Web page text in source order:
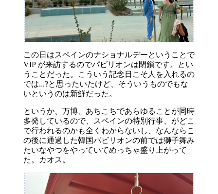
この日はスペインのナショナルデーということで
VIP が来訪するのでパビリオンは閉鎖です。とい
うことだった。こういう記念日こそ人を入れるの
では...?と思ったいたけど、そういうものでもな
いというのは新鮮だった。
というか、万博、あちこちであらゆることが同時
多発しているので、スペインの特別行事、がどこ
で行われるのかも全くわからないし、なんならこ
の後に通過した韓国パビリオンの前では獅子舞み
たいなやつをやっていてめっちゃ盛り上がって
た。カオス。